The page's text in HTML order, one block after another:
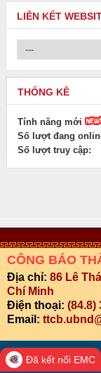
LIÊN KẾT
THỐNG KÊ
Tính năng mới
Số lượt đang
Số lượt truy cập:
CÔNG BÁO
Địa chỉ: 86 Lê
Chí Minh
Điện thoại: (84.8)
Email:
Đã kết nối EMC